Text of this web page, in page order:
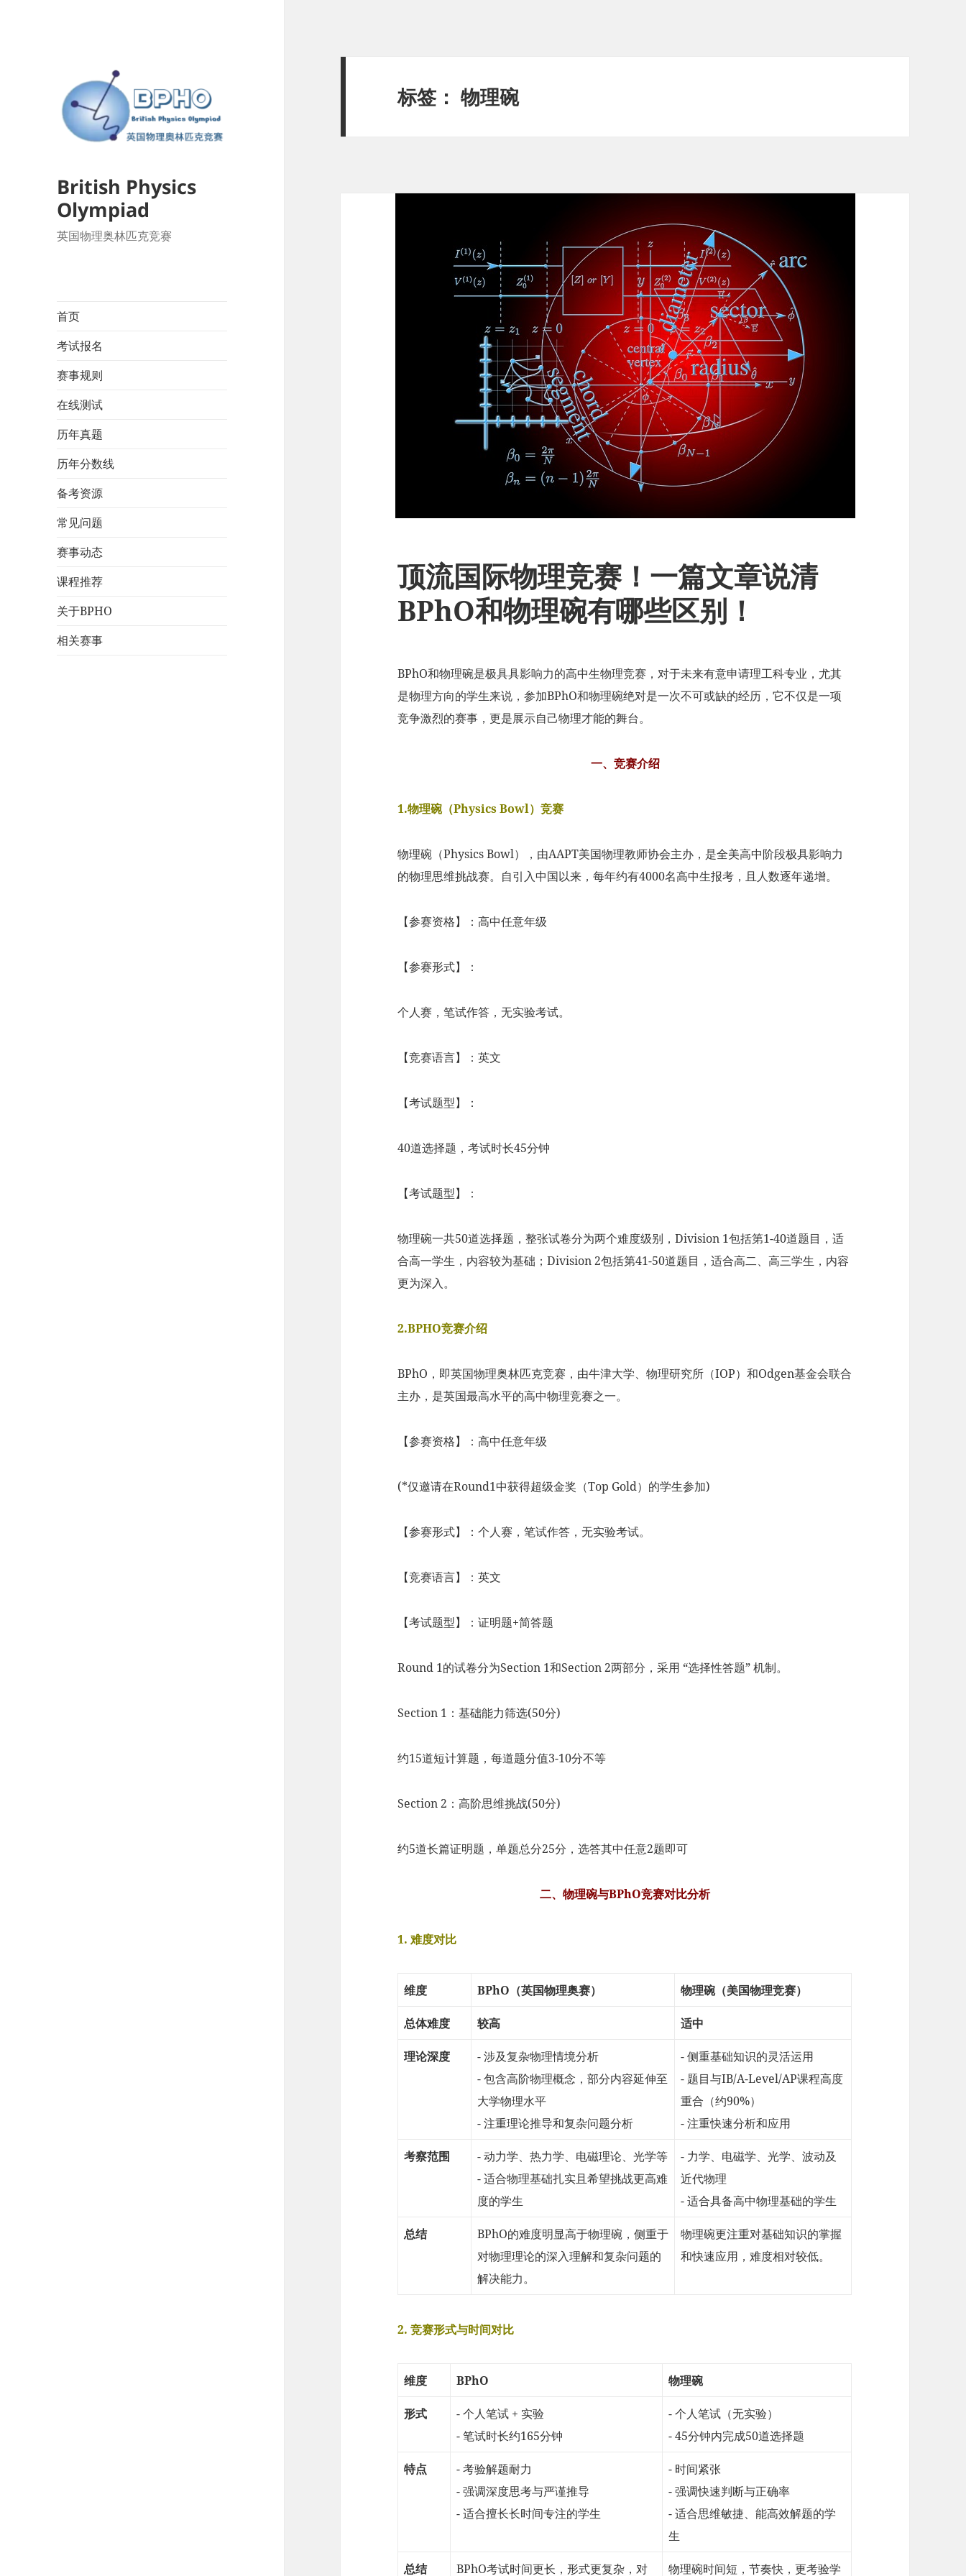
British Physics
Olympiad
英国物理奥林匹克竞赛
首页
考试报名
赛事规则
在线测试
历年真题
历年分数线
备考资源
常见问题
赛事动态
课程推荐
关于BPHO
相关赛事
标签：物理碗
顶流国际物理竞赛！一篇文章说清
BPhO和物理碗有哪些区别！
BPhO和物理碗是极具具影响力的高中生物理竞赛，对于未来有意申请理工科专业，尤其
是物理方向的学生来说，参加BPhO和物理碗绝对是一次不可或缺的经历，它不仅是一项
竞争激烈的赛事，更是展示自己物理才能的舞台。
一、竞赛介绍
1.物理碗（Physics Bowl）竞赛
物理碗（Physics Bowl），由AAPT美国物理教师协会主办，是全美高中阶段极具影响力
的物理思维挑战赛。自引入中国以来，每年约有4000名高中生报考，且人数逐年递增。
【参赛资格】：高中任意年级
【参赛形式】：
个人赛，笔试作答，无实验考试。
【竞赛语言】：英文
【考试题型】：
40道选择题，考试时长45分钟
【考试题型】：
物理碗一共50道选择题，整张试卷分为两个难度级别，Division 1包括第1-40道题目，适
合高一学生，内容较为基础；Division 2包括第41-50道题目，适合高二、高三学生，内容
更为深入。
2.BPHO竞赛介绍
BPhO，即英国物理奥林匹克竞赛，由牛津大学、物理研究所（IOP）和Odgen基金会联合
主办，是英国最高水平的高中物理竞赛之一。
【参赛资格】：高中任意年级
(*仅邀请在Round1中获得超级金奖（Top Gold）的学生参加)
【参赛形式】：个人赛，笔试作答，无实验考试。
【竞赛语言】：英文
【考试题型】：证明题+简答题
Round 1的试卷分为Section 1和Section 2两部分，采用 “选择性答题” 机制。
Section 1：基础能力筛选(50分)
约15道短计算题，每道题分值3-10分不等
Section 2：高阶思维挑战(50分)
约5道长篇证明题，单题总分25分，选答其中任意2题即可
二、物理碗与BPhO竞赛对比分析
1. 难度对比
维度 BPhO（英国物理奥赛） 物理碗（美国物理竞赛）
总体难度 较高 适中
理论深度
- 涉及复杂物理情境分析
- 包含高阶物理概念，部分内容延伸至
大学物理水平
- 注重理论推导和复杂问题分析
- 侧重基础知识的灵活运用
- 题目与IB/A-Level/AP课程高度
重合（约90%）
- 注重快速分析和应用
考察范围
- 动力学、热力学、电磁理论、光学等
- 适合物理基础扎实且希望挑战更高难
度的学生
- 力学、电磁学、光学、波动及
近代物理
- 适合具备高中物理基础的学生
总结
BPhO的难度明显高于物理碗，侧重于
对物理理论的深入理解和复杂问题的
解决能力。
物理碗更注重对基础知识的掌握
和快速应用，难度相对较低。
2. 竞赛形式与时间对比
维度 BPhO 物理碗
形式
- 个人笔试 + 实验
- 笔试时长约165分钟
- 个人笔试（无实验）
- 45分钟内完成50道选择题
特点
- 考验解题耐力
- 强调深度思考与严谨推导
- 适合擅长长时间专注的学生
- 时间紧张
- 强调快速判断与正确率
- 适合思维敏捷、能高效解题的学
生
总结 BPhO考试时间更长，形式更复杂，对 物理碗时间短，节奏快，更考验学